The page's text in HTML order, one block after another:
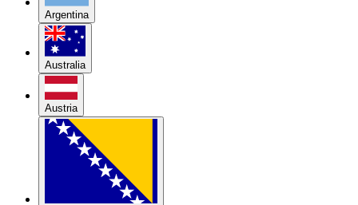
Argentina
Australia
Austria